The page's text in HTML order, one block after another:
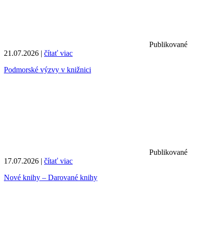
Publikované
21.07.2026 | čítať viac
Podmorské výzvy v knižnici
Publikované
17.07.2026 | čítať viac
Nové knihy – Darované knihy